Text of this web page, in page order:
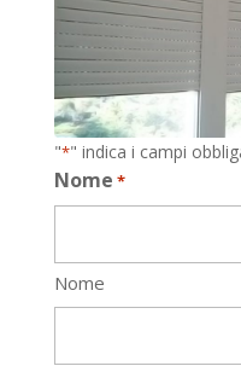
"*" indica i campi
Nome *
Nome